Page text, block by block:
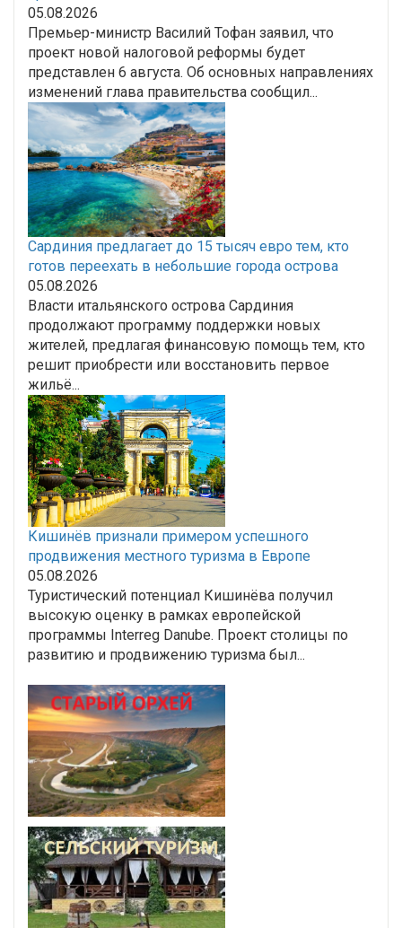
05.08.2026
Премьер-министр Василий Тофан заявил, что
проект новой налоговой реформы будет
представлен 6 августа. Об основных направлениях
изменений глава правительства сообщил...
Сардиния предлагает до 15 тысяч евро тем, кто
готов переехать в небольшие города острова
05.08.2026
Власти итальянского острова Сардиния
продолжают программу поддержки новых
жителей, предлагая финансовую помощь тем, кто
решит приобрести или восстановить первое
жильё...
Кишинёв признали примером успешного
продвижения местного туризма в Европе
05.08.2026
Туристический потенциал Кишинёва получил
высокую оценку в рамках европейской
программы Interreg Danube. Проект столицы по
развитию и продвижению туризма был...